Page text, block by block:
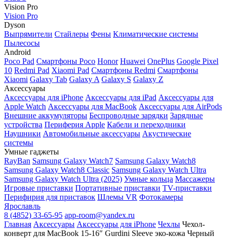
Vision Pro
Vision Pro
Dyson
Выпрямители Стайлеры Фены Климатические системы
Пылесосы
Android
Poco Pad Смартфоны Poco Honor Huawei OnePlus Google Pixel
10 Redmi Pad Xiaomi Pad Смартфоны Redmi Смартфоны
Xiaomi Galaxy Tab Galaxy A Galaxy S Galaxy Z
Аксессуары
Аксессуары для iPhone Аксессуары для iPad Аксессуары для
Apple Watch Аксессуары для MacBook Аксессуары для AirPods
Внешние аккумуляторы Беспроводные зарядки Зарядные
устройства Периферия Apple Кабели и переходники
Наушники Автомобильные аксессуары Акустические
системы
Умные гаджеты
RayBan Samsung Galaxy Watch7 Samsung Galaxy Watch8
Samsung Galaxy Watch8 Classic Samsung Galaxy Watch Ultra
Samsung Galaxy Watch Ultra (2025) Умные кольца Массажеры
Игровые приставки Портативные приставки TV-приставки
Перифирия для приставок Шлемы VR Фотокамеры
Ярославль
8 (4852) 33-65-95 app-room@yandex.ru
Главная Аксессуары Аксессуары для iPhone Чехлы Чехол-
конверт для MacBook 15-16″ Gurdini Sleeve эко-кожа Черный